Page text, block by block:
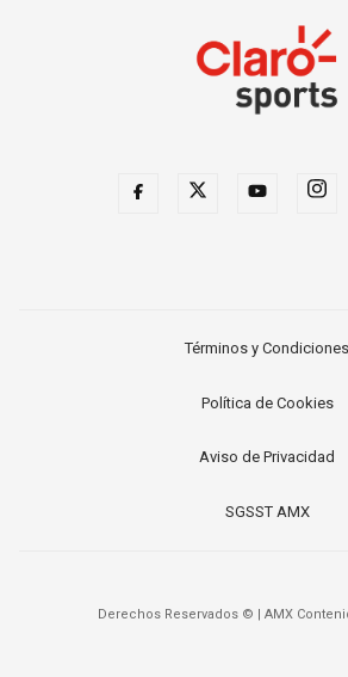
Términos y Condiciones
Política de Cookies
Aviso de Privacidad
SGSST AMX
Derechos Reservados © AMX